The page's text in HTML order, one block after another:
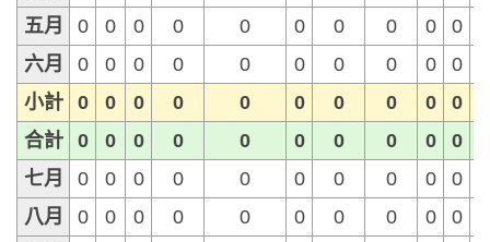
五月
0 0 0 0 0 0 0 0 0
0
六月
0 0 0 0 0 0 0 0 0
0
小計
0 0 0 0 0 0 0 0 0
0
合計
0 0 0 0 0 0 0 0 0
0
七月
0 0 0 0 0 0 0 0 0
0
八月
0 0 0 0 0 0 0 0 0
0